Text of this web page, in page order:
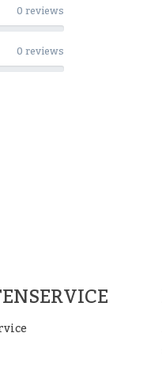
0 reviews
0 reviews